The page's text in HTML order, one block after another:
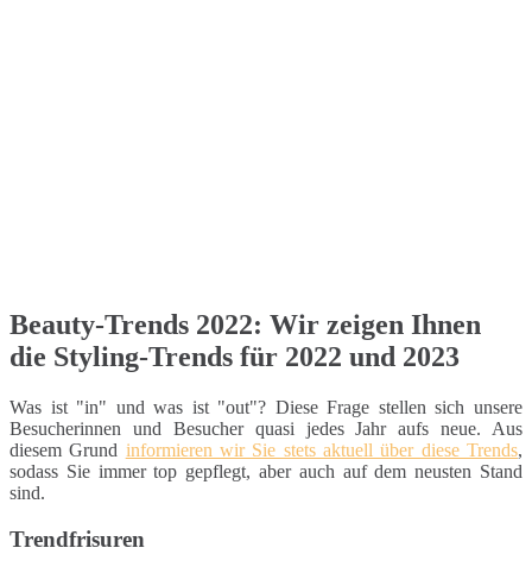
Beauty-Trends 2022: Wir zeigen Ihnen
die Styling-Trends für 2022 und 2023
Was ist "in" und was ist "out"? Diese Frage stellen sich unsere
Besucherinnen und Besucher quasi jedes Jahr aufs neue. Aus
diesem Grund informieren wir Sie stets aktuell über diese Trends,
sodass Sie immer top gepflegt, aber auch auf dem neusten Stand
sind.
Trendfrisuren